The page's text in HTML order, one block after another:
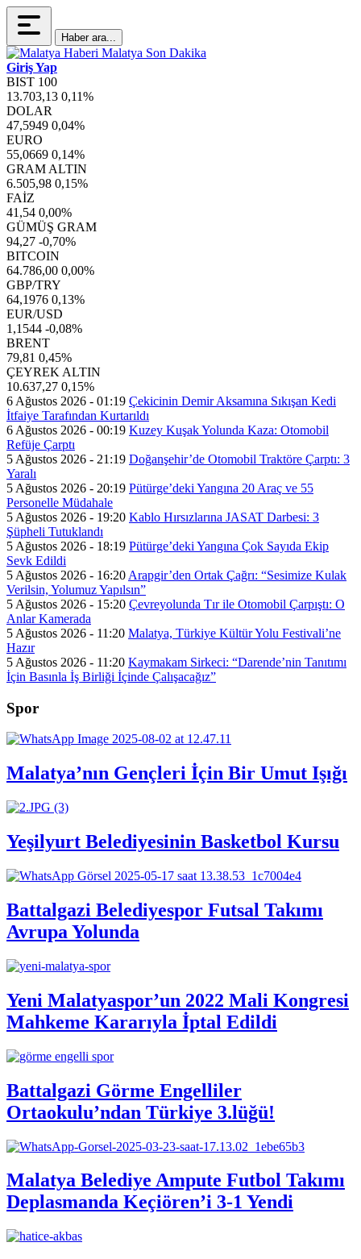
Haber ara...
Giriş Yap
BIST 100
13.703,13 0,11%
DOLAR
47,5949 0,04%
EURO
55,0669 0,14%
GRAM ALTIN
6.505,98 0,15%
FAİZ
41,54 0,00%
GÜMÜŞ GRAM
94,27 -0,70%
BITCOIN
64.786,00 0,00%
GBP/TRY
64,1976 0,13%
EUR/USD
1,1544 -0,08%
BRENT
79,81 0,45%
ÇEYREK ALTIN
10.637,27 0,15%
6 Ağustos 2026 - 01:19 Çekicinin Demir Aksamına Sıkışan Kedi
İtfaiye Tarafından Kurtarıldı
6 Ağustos 2026 - 00:19 Kuzey Kuşak Yolunda Kaza: Otomobil
Refüje Çarptı
5 Ağustos 2026 - 21:19 Doğanşehir’de Otomobil Traktöre Çarptı: 3
Yaralı
5 Ağustos 2026 - 20:19 Pütürge’deki Yangına 20 Araç ve 55
Personelle Müdahale
5 Ağustos 2026 - 19:20 Kablo Hırsızlarına JASAT Darbesi: 3
Şüpheli Tutuklandı
5 Ağustos 2026 - 18:19 Pütürge’deki Yangına Çok Sayıda Ekip
Sevk Edildi
5 Ağustos 2026 - 16:20 Arapgir’den Ortak Çağrı: “Sesimize Kulak
Verilsin, Yolumuz Yapılsın”
5 Ağustos 2026 - 15:20 Çevreyolunda Tır ile Otomobil Çarpıştı: O
Anlar Kamerada
5 Ağustos 2026 - 11:20 Malatya, Türkiye Kültür Yolu Festivali’ne
Hazır
5 Ağustos 2026 - 11:20 Kaymakam Sirkeci: “Darende’nin Tanıtımı
İçin Basınla İş Birliği İçinde Çalışacağız”
Spor
Malatya’nın Gençleri İçin Bir Umut Işığı
Yeşilyurt Belediyesinin Basketbol Kursu
Battalgazi Belediyespor Futsal Takımı
Avrupa Yolunda
Yeni Malatyaspor’un 2022 Mali Kongresi
Mahkeme Kararıyla İptal Edildi
Battalgazi Görme Engelliler
Ortaokulu’ndan Türkiye 3.lüğü!
Malatya Belediye Ampute Futbol Takımı
Deplasmanda Keçiören’i 3-1 Yendi